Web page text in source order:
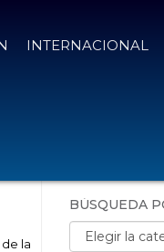
INTERNACIONAL
la
BÚSQUEDA
Búsqueda por